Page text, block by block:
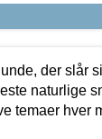
der slår
naturlige
temaer hver